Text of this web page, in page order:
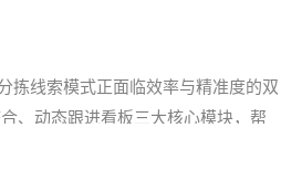
拣线索模式正面临效率与精准度的双
、动态跟进看板三大核心模块，帮